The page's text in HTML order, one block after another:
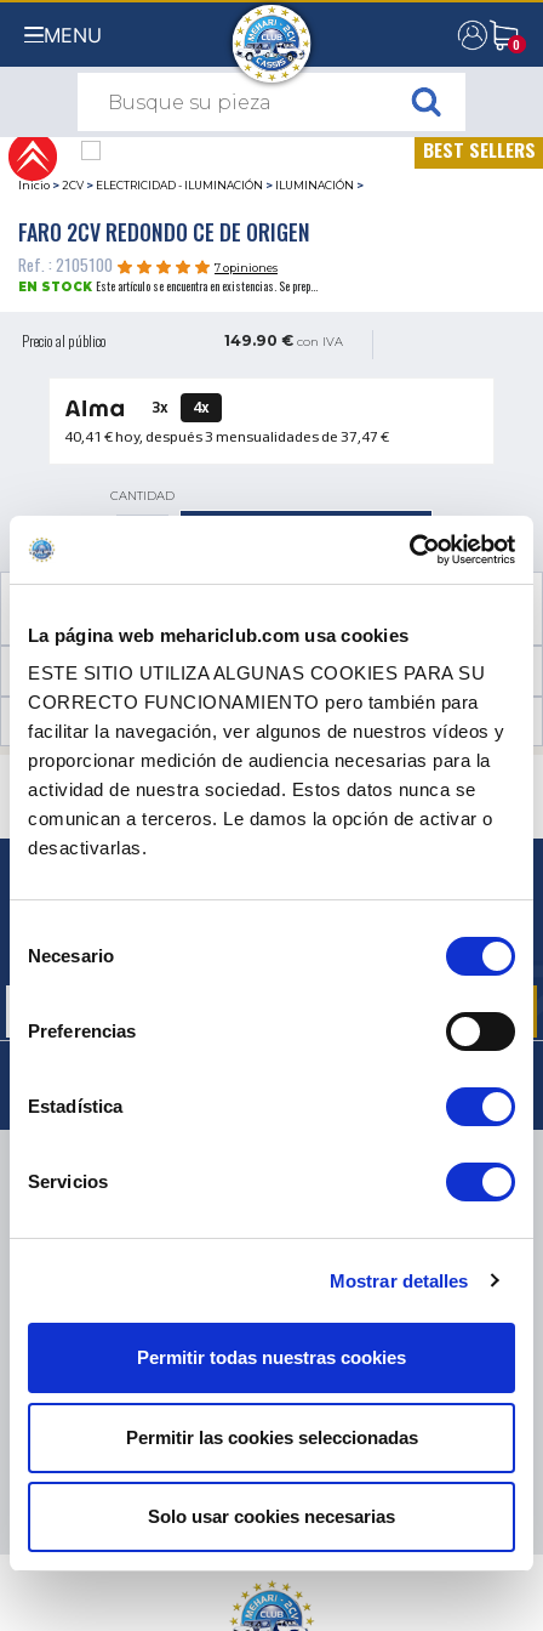
La página web mehariclub.com usa cookies
ESTE SITIO UTILIZA ALGUNAS COOKIES PARA SU
CORRECTO FUNCIONAMIENTO pero también para
facilitar la navegación, ver algunos de nuestros vídeos y
proporcionar medición de audiencia necesarias para la
actividad de nuestra sociedad. Estos datos nunca se
comunican a terceros. Le damos la opción de activar o
desactivarlas.
consentimiento
Necesario
Preferencias
Estadística
Servicios
Mostrar detalles
Permitir todas nuestras cookies
Permitir las cookies seleccionadas
Solo usar cookies necesarias
MENU 0
0
BEST SELLERS
Inicio >2CV > ELECTRICIDAD - ILUMINACIÓN > ILUMINACIÓN >
FARO 2CV REDONDO CE DE ORIGEN
Ref. : 2105100
7 opiniones
EN STOCK Este artículo se encuentra en existencias. Se prep...
Precio al público 149.90 € con IVA
3x
4x
40,41 €hoy, después 3 mensualidades de 37,47 €
CANTIDAD
INFORMACIÓN TÉCNICA
OPINIONES DE CLIENTES (7)
PÓNGASE EN CONTACTO CON NOSOTROS
BOLETÍN
nuestras ofertas promocionales y noticias de productos
PAQUETES GRANDES:TNT, GÉODIS, FRANCE EXPRESS, DPD
eKomi
THE FEEDBACK
09.08.2026 MÁS